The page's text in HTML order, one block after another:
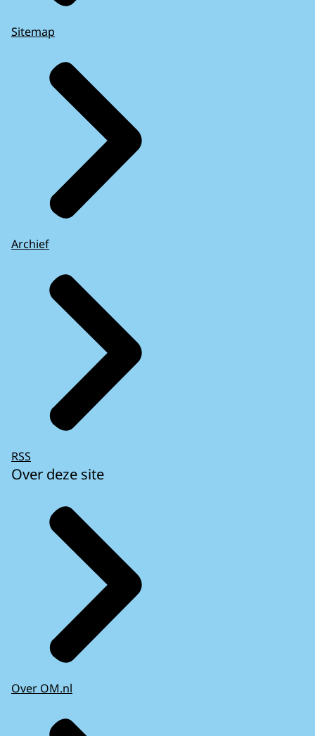
Sitemap
Archief
RSS
Over deze site
Over OM.nl